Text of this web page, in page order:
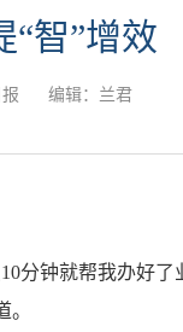
“智”增效
编辑：兰君
分钟就帮我办好了